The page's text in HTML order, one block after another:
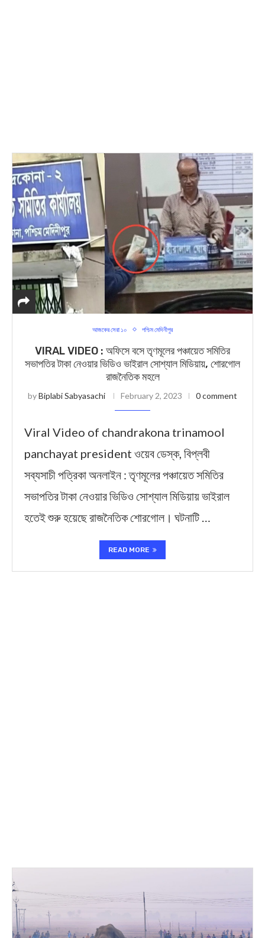
আজকের সেরা ১০ পশ্চিম মেদিনীপুর
VIRAL VIDEO : অফিসে বসে তৃণমূলের পঞ্চায়েত সমিতির
সভাপতির টাকা নেওয়ার ভিডিও ভাইরাল সোশ্যাল মিডিয়ায়, শোরগোল
রাজনৈতিক মহলে
byBiplabi Sabyasachi February 2, 2023 0 comment
Viral Video of chandrakona trinamool
panchayat president ওয়েব ডেস্ক, বিপ্লবী
সব্যসাচী পত্রিকা অনলাইন : তৃণমূলের পঞ্চায়েত সমিতির
সভাপতির টাকা নেওয়ার ভিডিও সোশ্যাল মিডিয়ায় ভাইরাল
হতেই শুরু হয়েছে রাজনৈতিক শোরগোল। ঘটনাটি …
READ MORE